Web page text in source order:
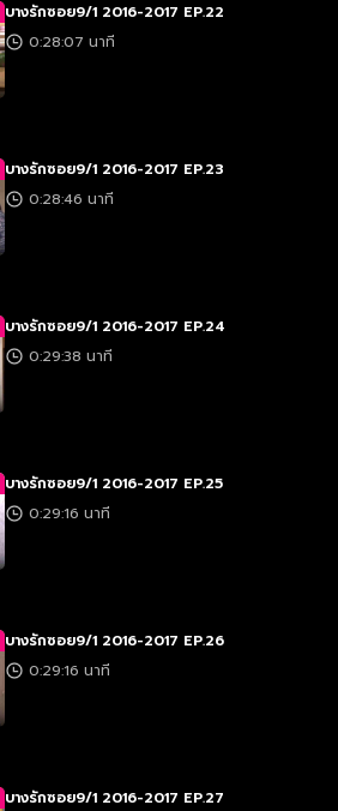
บางรักซอย9/1 2016-2017 EP.22
0:28:07 นาที
บางรักซอย9/1 2016-2017 EP.23
0:28:46 นาที
บางรักซอย9/1 2016-2017 EP.24
0:29:38 นาที
บางรักซอย9/1 2016-2017 EP.25
0:29:16 นาที
บางรักซอย9/1 2016-2017 EP.26
0:29:16 นาที
บางรักซอย9/1 2016-2017 EP.27